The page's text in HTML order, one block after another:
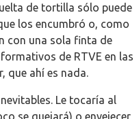
de tortilla sólo puede
los encumbró o, como
con una sola finta de
de RTVE en las
que ahí es nada.
Le tocaría al
se quejará) o envejecer